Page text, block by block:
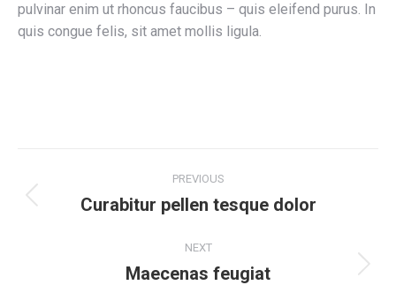
pulvinar enim ut rhoncus faucibus – quis eleifend purus. In
quis congue felis, sit amet mollis ligula.
navigation
PREVIOUS
Previous
Curabitur pellen tesque dolor
NEXT
Next
Maecenas feugiat